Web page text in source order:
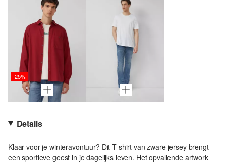
-25%
Details
Klaar voor je winteravontuur? Dit T-shirt van zware jersey brengt
een sportieve geest in je dagelijks leven. Het opvallende artwork